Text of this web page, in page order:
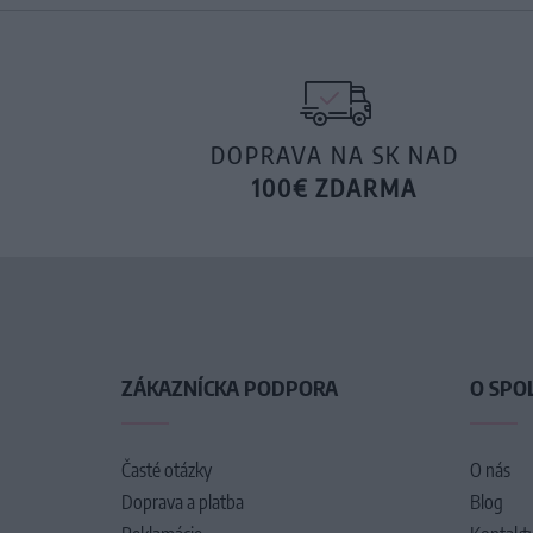
DOPRAVA NA SK NAD
100€ ZDARMA
ZÁKAZNÍCKA PODPORA
Časté otázky
Doprava a platba
O
O nás
Blog